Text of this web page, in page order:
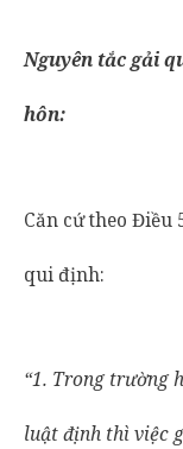
Nguyên tắc gải
hôn:
Căn cứ theo
qui định:
“1. Trong trường
luật định thì việc